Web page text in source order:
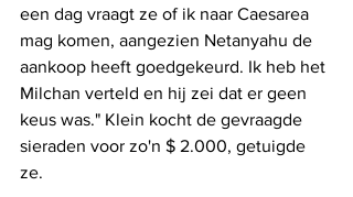
een dag vraagt ​​ze of ik naar Caesarea
mag komen, aangezien Netanyahu de
aankoop heeft goedgekeurd. Ik heb het
Milchan verteld en hij zei dat er geen
keus was." Klein kocht de gevraagde
sieraden voor zo'n $ 2.000, getuigde
ze.